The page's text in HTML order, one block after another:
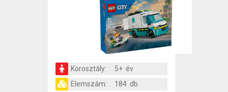
Korosztály:
5+ év
Elemszám:
184 db